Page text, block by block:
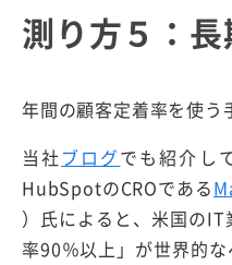
測り方５：
年間の顧客定着率を使う
当社ブログでも紹介し
HubSpotのCROである
）氏によると、米国の
率90％以上」が世界的